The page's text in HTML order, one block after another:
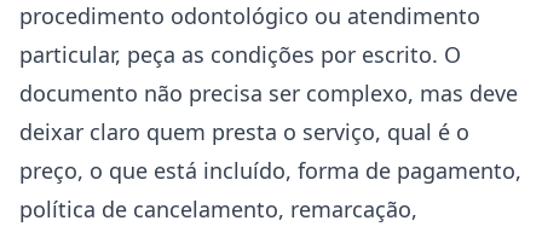
procedimento odontológico ou atendimento
particular, peça as condições por escrito. O
documento não precisa ser complexo, mas deve
deixar claro quem presta o serviço, qual é o
preço, o que está incluído, forma de pagamento,
política de cancelamento, remarcação,